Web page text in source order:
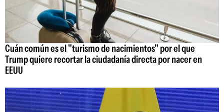
Cuán común es el "turismo de nacimientos" por el que
Trump quiere recortar la ciudadanía directa por nacer en
EEUU